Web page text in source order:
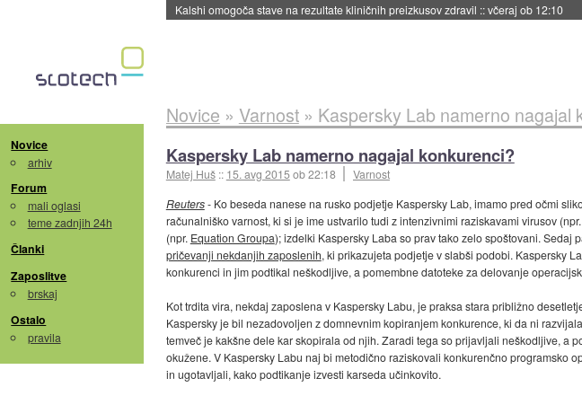
Sandisk že prodal več kot polovico SSD-jev za naslednji dve leti::včeraj ob 11:37
Novice
arhiv
Forum
mali oglasi
teme zadnjih 24h
Članki
Zaposlitve
brskaj
Ostalo
pravila
Novice » Varnost» Kaspersky Lab namerno nagajal
Kaspersky Lab namerno nagajal konkurenci?
Matej Huš :: 15. avg 2015ob 22:18 Varnost
Reuters- Ko beseda nanese na rusko podjetje Kaspersky Lab, imamo pred očmi
računalniško varnost, ki si je ime ustvarilo tudi z intenzivnimi raziskavami virusov (npr.
(npr. Equation Groupa); izdelki Kaspersky Laba so prav tako zelo spoštovani. Sedaj
pričevanji nekdanjih zaposlenih, ki prikazujeta podjetje v slabši podobi. Kaspersky
konkurenci in jim podtikal neškodljive, a pomembne datoteke za delovanje
Kot trdita vira, nekdaj zaposlena v Kaspersky Labu, je praksa stara približno
Kaspersky je bil nezadovoljen z domnevnim kopiranjem konkurence, ki da ni
temveč je kakšne dele kar skopirala od njih. Zaradi tega so prijavljali neškodljive, a
okužene. V Kaspersky Labu naj bi metodično raziskovali konkurenčno programsko
in ugotavljali, kako podtikanje izvesti karseda učinkovito.